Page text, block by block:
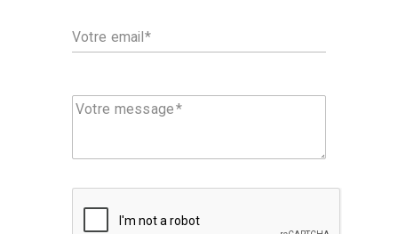
Votre email
Votre message